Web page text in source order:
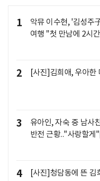
1
악뮤 이수현, '김성주
여행 "첫 만남에 2시
2 [사진]김희애, 우아한
3
유아인, 자숙 중 남사
반전 근황.."사랑할게
4 [사진]청담동에 뜬 김